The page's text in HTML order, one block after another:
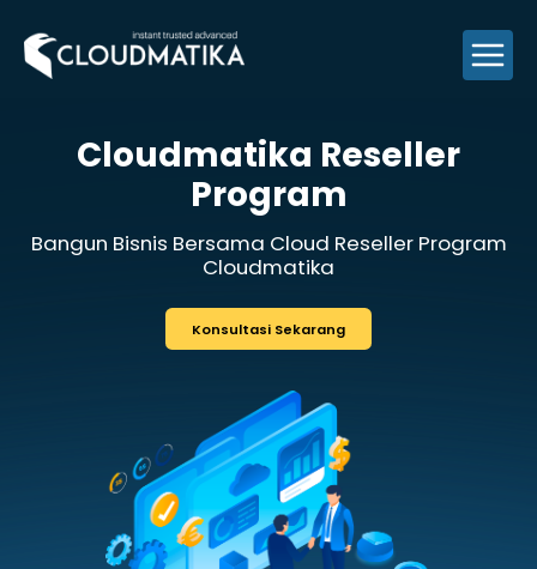
content
Cloudmatika
Program
Bangun Bisnis Bersama
Cloudmatika
Konsultasi Sekarang